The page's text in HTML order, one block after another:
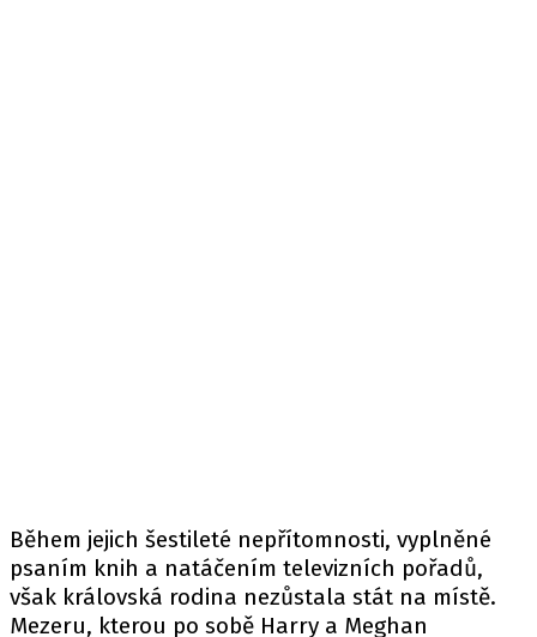
Během jejich šestileté nepřítomnosti, vyplněné
psaním knih a natáčením televizních pořadů,
však královská rodina nezůstala stát na místě.
Mezeru, kterou po sobě Harry a Meghan